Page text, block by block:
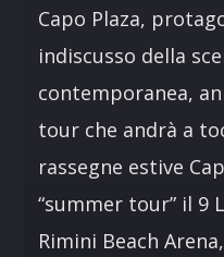
Capo Plaza,
indiscusso della
contemporanea,
tour che andrà a
rassegne estive
“summer tour” il 9
Rimini Beach